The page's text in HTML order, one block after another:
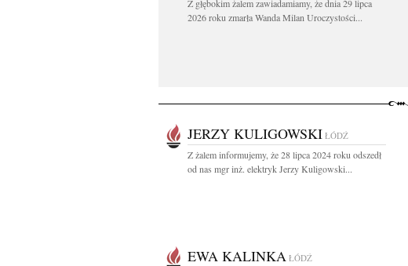
Z głębokim żalem zawiadamiamy, że dnia 29 lipca
2026 roku zmarła Wanda Milan Uroczystości...
JERZY KULIGOWSKI ŁÓDŹ
Z żalem informujemy, że 28 lipca 2024 roku odszedł
od nas mgr inż. elektryk Jerzy Kuligowski...
EWA KALINKA ŁÓDŹ